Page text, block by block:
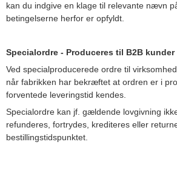
kan du indgive en klage til relevante nævn
betingelserne herfor er opfyldt.
Specialordre - Produceres til B2B kunder
Ved specialproducerede ordre til
når fabrikken har bekræftet at ordren er i
forventede leveringstid kendes.
Specialordre kan jf. gældende lovgivning
refunderes, fortrydes, krediteres eller
bestillingstidspunktet.